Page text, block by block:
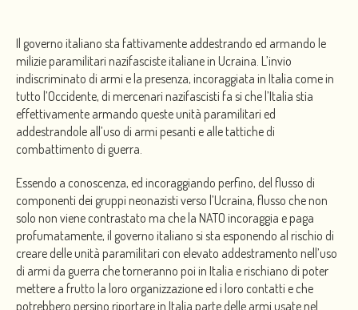
Il governo italiano sta fattivamente addestrando ed armando le
milizie paramilitari nazifasciste italiane in Ucraina. L’invio
indiscriminato di armi e la presenza, incoraggiata in Italia come in
tutto l’Occidente, di mercenari nazifascisti fa si che l’Italia stia
effettivamente armando queste unità paramilitari ed
addestrandole all’uso di armi pesanti e alle tattiche di
combattimento di guerra.
Essendo a conoscenza, ed incoraggiando perfino, del flusso di
componenti dei gruppi neonazisti verso l’Ucraina, flusso che non
solo non viene contrastato ma che la NATO incoraggia e paga
profumatamente, il governo italiano si sta esponendo al rischio di
creare delle unità paramilitari con elevato addestramento nell’uso
di armi da guerra che torneranno poi in Italia e rischiano di poter
mettere a frutto la loro organizzazione ed i loro contatti e che
potrebbero persino riportare in Italia parte delle armi usate nel